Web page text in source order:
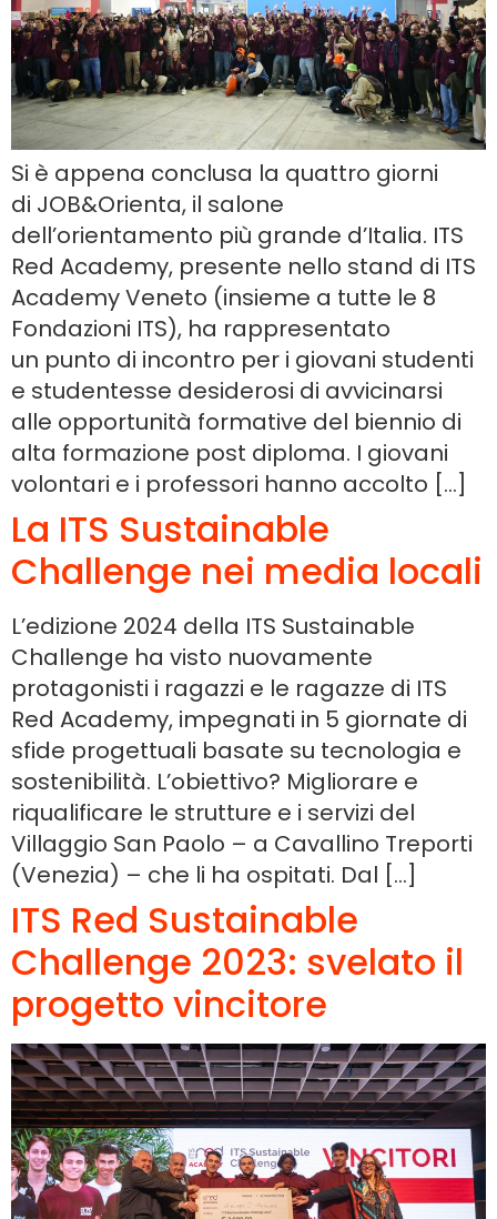
Si è appena conclusa la quattro giorni
di JOB&Orienta, il salone
dell’orientamento più grande d’Italia. ITS
Red Academy, presente nello stand di ITS
Academy Veneto (insieme a tutte le 8
Fondazioni ITS), ha rappresentato
un punto di incontro per i giovani studenti
e studentesse desiderosi di avvicinarsi
alle opportunità formative del biennio di
alta formazione post diploma. I giovani
volontari e i professori hanno accolto […]
La ITS Sustainable
Challenge nei media locali
L’edizione 2024 della ITS Sustainable
Challenge ha visto nuovamente
protagonisti i ragazzi e le ragazze di ITS
Red Academy, impegnati in 5 giornate di
sfide progettuali basate su tecnologia e
sostenibilità. L’obiettivo? Migliorare e
riqualificare le strutture e i servizi del
Villaggio San Paolo – a Cavallino Treporti
(Venezia) – che li ha ospitati. Dal […]
ITS Red Sustainable
Challenge 2023: svelato il
progetto vincitore